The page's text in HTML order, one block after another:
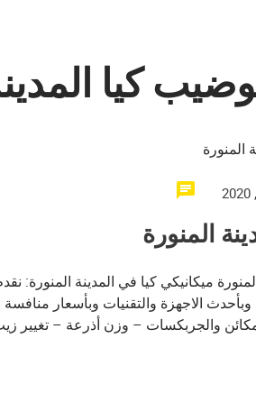
كيا
المنورة
ميكانيكي كيا في المدينة المنورة:
الاجهزة والتقنيات وبأسعار
والجربكسات – وزن أذرعة – تغيير